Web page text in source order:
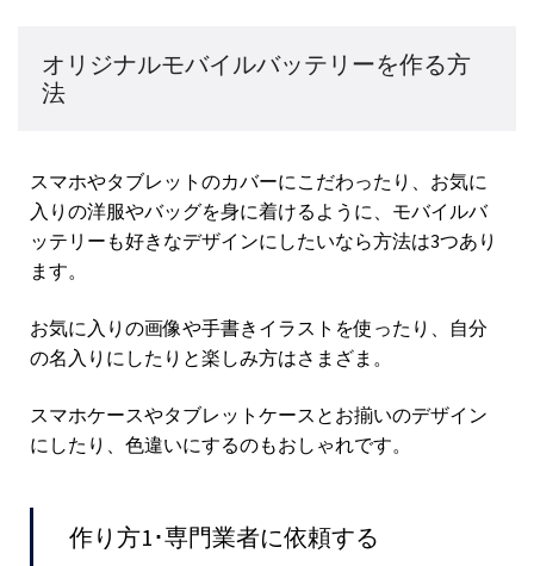
オリジナルモバイルバッテリーを作る方
法
スマホやタブレットのカバーにこだわったり、お気に
入りの洋服やバッグを身に着けるように、モバイルバ
ッテリーも好きなデザインにしたいなら方法は3つあり
ます。
お気に入りの画像や手書きイラストを使ったり、自分
の名入りにしたりと楽しみ方はさまざま。
スマホケースやタブレットケースとお揃いのデザイン
にしたり、色違いにするのもおしゃれです。
作り方1･専門業者に依頼する